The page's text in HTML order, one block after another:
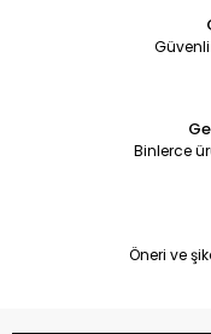
Binlerce
Öneri ve